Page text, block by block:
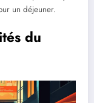
un déjeuner.
du